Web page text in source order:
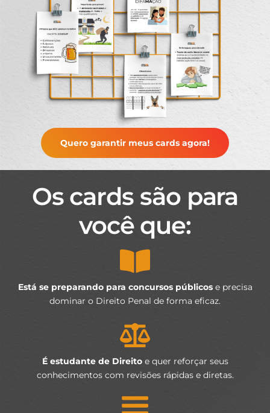
Quero garantir meus cards agora!
Os cards são para
você que:
Está se preparando para concursos públicose precisa
dominar o Direito Penal de forma eficaz.
É estudante de Direitoe quer reforçar seus
conhecimentos com revisões rápidas e diretas.